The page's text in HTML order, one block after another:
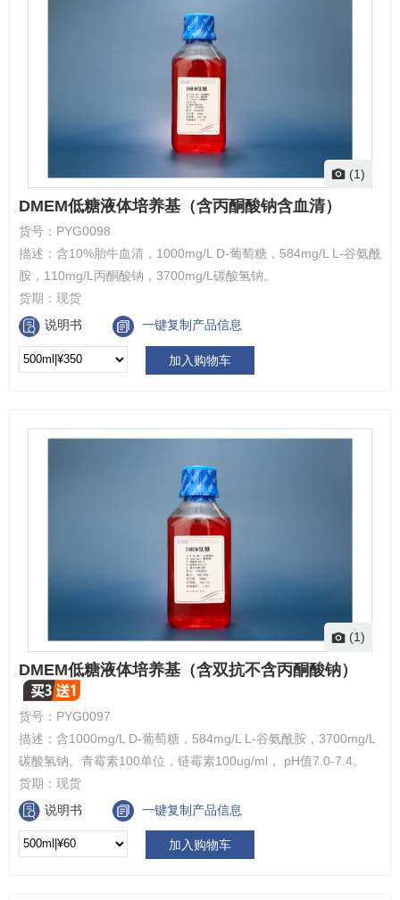
(1)
DMEM低糖液体培养基（含丙酮酸钠含血清）
货号： PYG0098
描述： 含10%胎牛血清，1000mg/L D-葡萄糖，584mg/L L-谷氨酰
胺，110mg/L丙酮酸钠，3700mg/L碳酸氢钠。
货期： 现货
说明书
一键复制产品信息
加入购物车
(1)
DMEM低糖液体培养基（含双抗不含丙酮酸钠）
货号： PYG0097
描述： 含1000mg/L D-葡萄糖，584mg/L L-谷氨酰胺，3700mg/L
碳酸氢钠。青霉素100单位，链霉素100ug/ml， pH值7.0-7.4。
货期： 现货
说明书
一键复制产品信息
加入购物车